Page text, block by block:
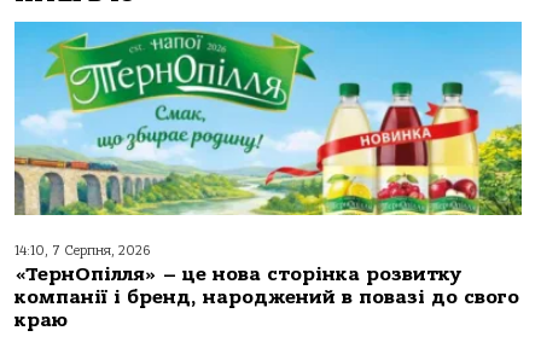
14:10, 7 Серпня, 2026
«ТернОпілля» – це нова сторінка розвитку
компанії і бренд, народжений в повазі до свого
краю